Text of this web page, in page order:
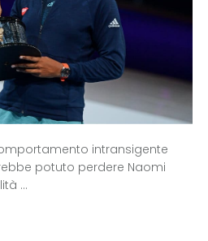
intransigente
potuto perdere Naomi
...